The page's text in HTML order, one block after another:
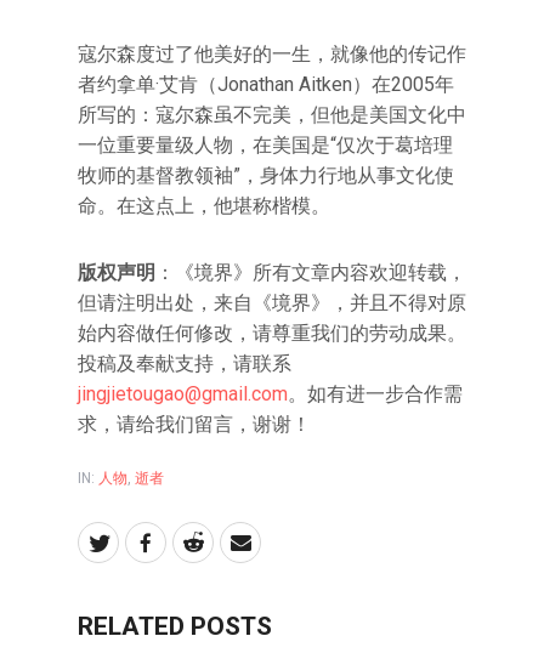
寇尔森度过了他美好的一生，就像他的传记作
者约拿单·艾肯（Jonathan Aitken）在2005年
所写的：寇尔森虽不完美，但他是美国文化中
一位重要量级人物，在美国是“仅次于葛培理
牧师的基督教领袖”，身体力行地从事文化使
命。在这点上，他堪称楷模。
版权声明 ：《境界》所有文章内容欢迎转载，
但请注明出处，来自《境界》，并且不得对原
始内容做任何修改，请尊重我们的劳动成果。
投稿及奉献支持，请联系
jingjietougao@gmail.com。如有进一步合作需
求，请给我们留言，谢谢！
IN: 人物 逝者
RELATED POSTS